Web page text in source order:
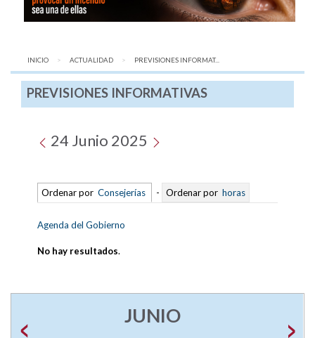
INICIO ACTUALIDAD AQUÍ:
PREVISIONES INFORMAT...
PREVISIONES INFORMATIVAS
24 Junio 2025
Ordenar por Consejerías - Ordenar por horas
Agenda del Gobierno
No hay resultados.
JUNIO